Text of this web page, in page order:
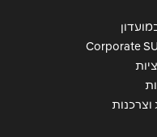
Corporate
וצרכנות